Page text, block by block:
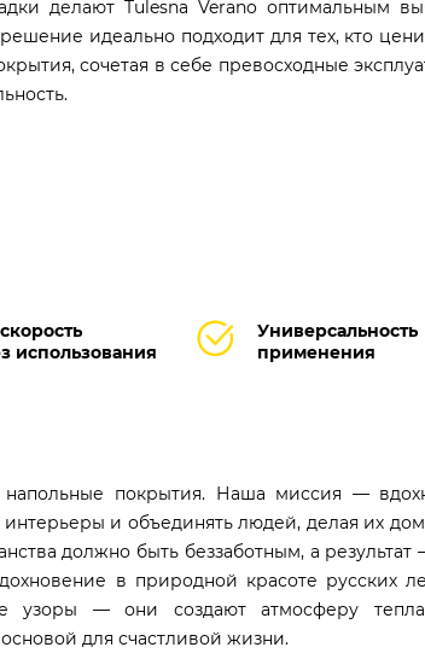
делают Tulesna Verano оптимальным
идеально подходит для тех, кто
сочетая в себе превосходные
использования
Универсальность
применения
покрытия. Наша миссия —
интерьеры и объединять людей, делая их
должно быть беззаботным, а результат
в природной красоте русских
узоры — они создают атмосферу
для счастливой жизни.